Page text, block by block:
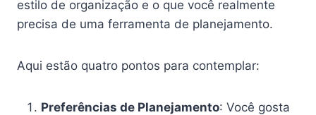
estilo de organização e o que você realmente
precisa de uma ferramenta de planejamento.
Aqui estão quatro pontos para contemplar:
Preferências de Planejamento: Você gosta